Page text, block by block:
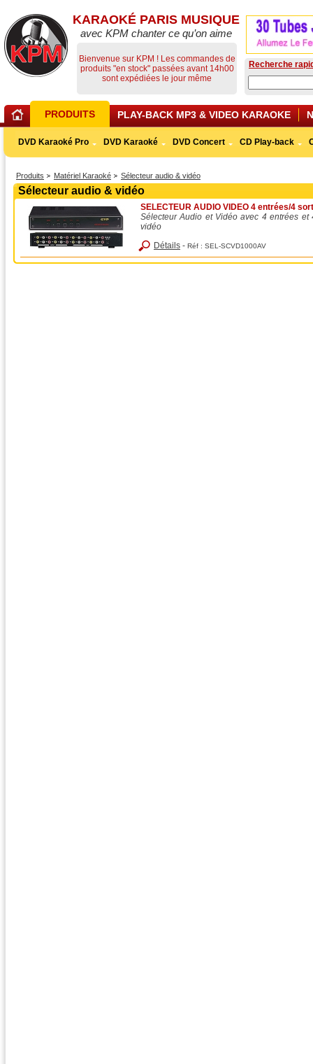
Produits Matériel Karaoké Sélecteur audio & vidéo
Sélecteur audio & vidéo
SELECTEUR AUDIO VIDEO 4 entrées/4
Sélecteur Audio et Vidéo avec 4 entrées et
vidéo
Détails - Réf : SEL-SCVD1000AV
KARAOKÉ PARIS MUSIQUE
avec KPM chanter ce qu’on aime
Bienvenue sur KPM ! Les commandes de
produits "en stock" passées avant 14h00
sont expédiées le jour même
Recherche
PRODUITS PLAY-BACK MP3 & VIDEO KARAOKE
DVD Karaoké Pro DVD Karaoké DVD Concert CD Play-back